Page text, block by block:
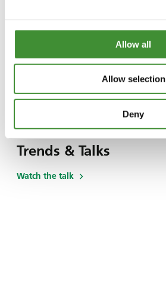
Allow all
Allow selection
Deny
Trends & Talks
Watch the talk